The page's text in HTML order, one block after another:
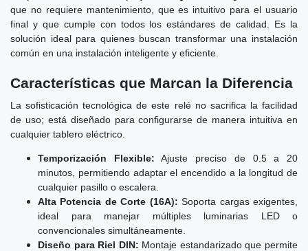
que no requiere mantenimiento, que es intuitivo para el usuario
final y que cumple con todos los estándares de calidad. Es la
solución ideal para quienes buscan transformar una instalación
común en una instalación inteligente y eficiente.
Características que Marcan la Diferencia
La sofisticación tecnológica de este relé no sacrifica la facilidad
de uso; está diseñado para configurarse de manera intuitiva en
cualquier tablero eléctrico.
Temporización Flexible: Ajuste preciso de 0.5 a 20
minutos, permitiendo adaptar el encendido a la longitud de
cualquier pasillo o escalera.
Alta Potencia de Corte (16A): Soporta cargas exigentes,
ideal para manejar múltiples luminarias LED o
convencionales simultáneamente.
Diseño para Riel DIN: Montaje estandarizado que permite